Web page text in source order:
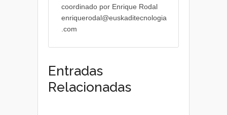
coordinado por Enrique Rodal
enriquerodal@euskaditecnologia
.com
Entradas
Relacionadas